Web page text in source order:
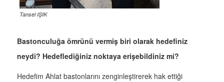
Tansel IŞIK
Bastonculuğa ömrünü vermiş biri olarak hedefiniz
neydi? Hedeflediğiniz noktaya erişebildiniz mi?
Hedefim Ahlat bastonlarını zenginleştirerek hak ettiği